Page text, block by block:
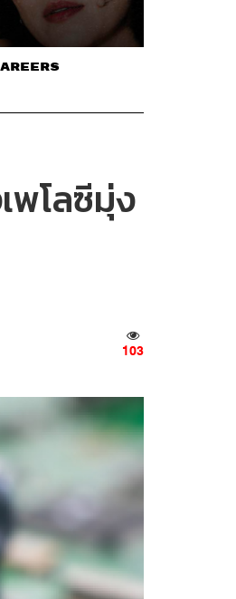
พโลซีมุ่ง
103